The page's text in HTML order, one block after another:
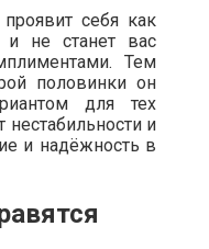
себя как
не станет вас
Тем
половинки он
для тех
и
и надёжность в